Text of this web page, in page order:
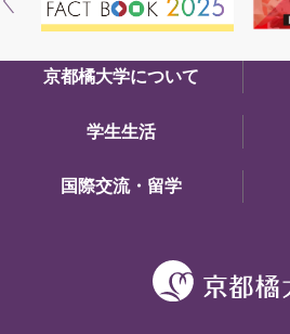
京都橘大学について
学生生活
国際交流・留学